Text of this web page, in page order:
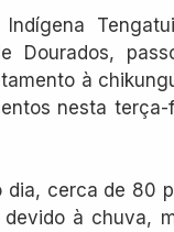
Dourados,
à
nesta
dia, cerca de 80
à chuva,